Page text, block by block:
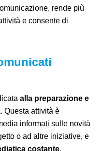
rende più
e consente di
alla preparazione e
. Questa attività è
informati sulle novità
o ad altre iniziative, e
costante.